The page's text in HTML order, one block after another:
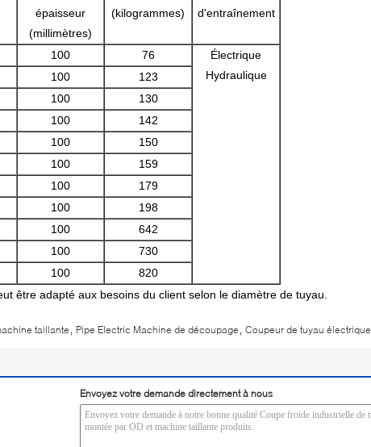
épaisseur
(millimètres)
(kilogrammes)
d'entraînement
100 76
Électrique
Hydraulique
100
123
100
130
100
142
100
150
100
159
100
179
100
198
100
642
100
730
100
820
être adapté aux besoins du client selon le diamètre de tuyau.
taillante Pipe Electric Machine de découpage Coupeur de tuyau électrique
Envoyez votre demande directement à nous